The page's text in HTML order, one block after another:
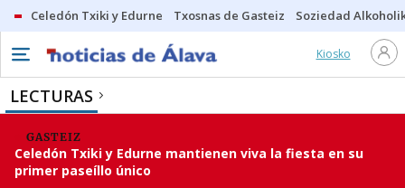
Celedón Txiki y Edurne Txosnas de Gasteiz Soziedad
Kiosko
LECTURAS
GASTEIZ
Celedón Txiki y Edurne mantienen viva la fiesta en su
primer paseíllo único